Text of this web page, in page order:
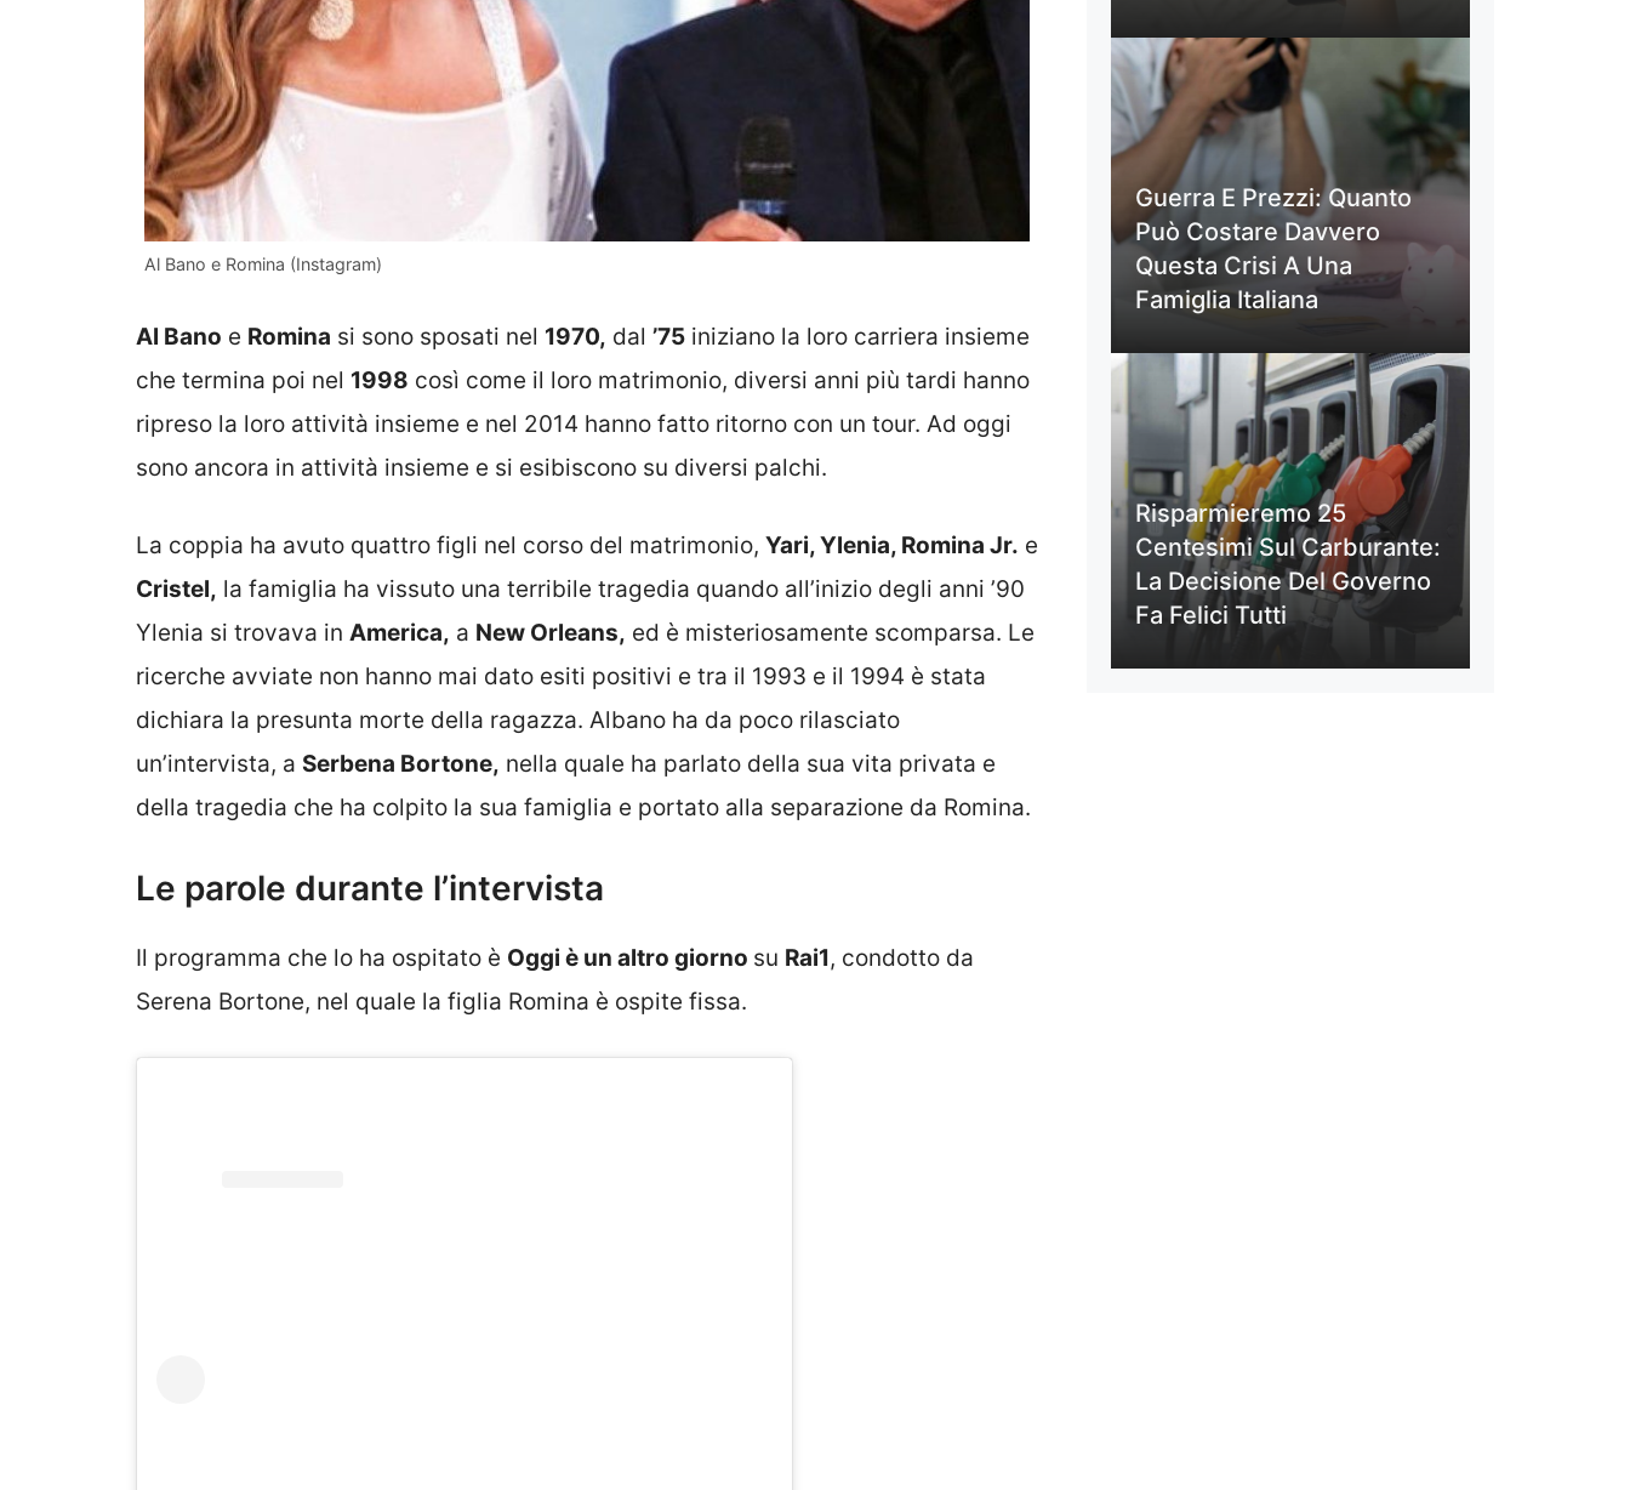
Al Bano e Romina (Instagram)
Al Bano e Romina si sono sposati nel 1970, dal ’75 iniziano la loro carriera insieme
che termina poi nel 1998 così come il loro matrimonio, diversi anni più tardi hanno
ripreso la loro attività insieme e nel 2014 hanno fatto ritorno con un tour. Ad oggi
sono ancora in attività insieme e si esibiscono su diversi palchi.
La coppia ha avuto quattro figli nel corso del matrimonio, Yari, Ylenia, Romina Jr. e
Cristel, la famiglia ha vissuto una terribile tragedia quando all’inizio degli anni ’90
Ylenia si trovava in America, a New Orleans, ed è misteriosamente scomparsa. Le
ricerche avviate non hanno mai dato esiti positivi e tra il 1993 e il 1994 è stata
dichiara la presunta morte della ragazza. Albano ha da poco rilasciato
un’intervista, a Serbena Bortone, nella quale ha parlato della sua vita privata e
della tragedia che ha colpito la sua famiglia e portato alla separazione da Romina.
Le parole durante l’intervista
Il programma che lo ha ospitato è Oggi è un altro giorno su Rai1, condotto da
Serena Bortone, nel quale la figlia Romina è ospite fissa.
Guerra E Prezzi: Quanto
Può Costare Davvero
Questa Crisi A Una
Famiglia Italiana
Risparmieremo 25
Centesimi Sul Carburante:
La Decisione Del Governo
Fa Felici Tutti